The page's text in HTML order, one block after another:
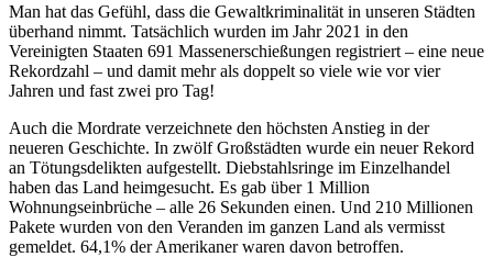
Man hat das Gefühl, dass die Gewaltkriminalität in unseren Städten
überhand nimmt. Tatsächlich wurden im Jahr 2021 in den
Vereinigten Staaten 691 Massenerschießungen registriert – eine neue
Rekordzahl – und damit mehr als doppelt so viele wie vor vier
Jahren und fast zwei pro Tag!
Auch die Mordrate verzeichnete den höchsten Anstieg in der
neueren Geschichte. In zwölf Großstädten wurde ein neuer Rekord
an Tötungsdelikten aufgestellt. Diebstahlsringe im Einzelhandel
haben das Land heimgesucht. Es gab über 1 Million
Wohnungseinbrüche – alle 26 Sekunden einen. Und 210 Millionen
Pakete wurden von den Veranden im ganzen Land als vermisst
gemeldet. 64,1% der Amerikaner waren davon betroffen.